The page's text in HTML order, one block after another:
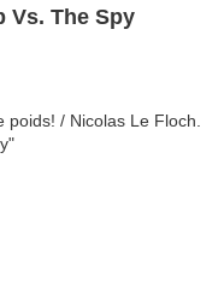
L'Homme au ventre de plomb Vs. The Spy